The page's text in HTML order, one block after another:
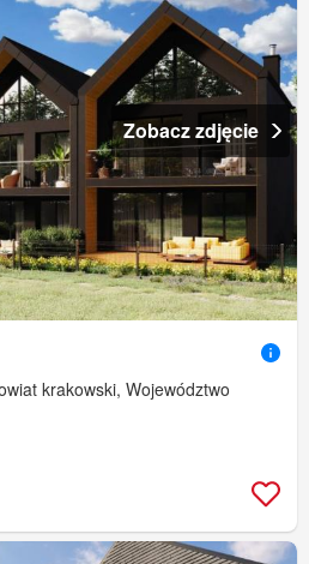
Zobacz zdjęcie
krakowski, Województwo